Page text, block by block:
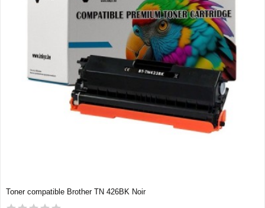
Toner compatible Brother TN 426BK Noir